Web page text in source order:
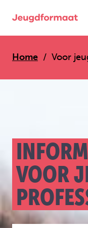
Home Voor
VOOR